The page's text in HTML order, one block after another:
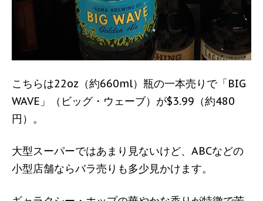
こちらは22oz（約660ml）瓶の一本売りで「BIG
WAVE」（ビッグ・ウェーブ）が$3.99（約480
円）。
大型スーパーではあまり見ないけど、ABCなどの
小型店舗ならバラ売りも多少見かけます。